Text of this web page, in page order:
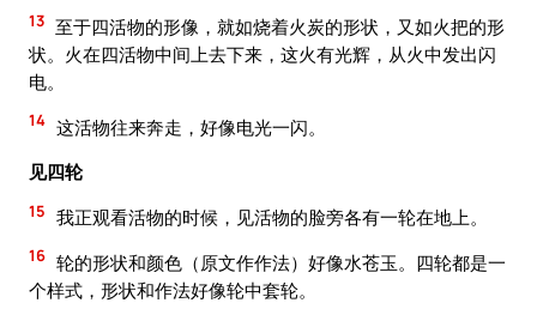
13 至于四活物的形像，就如烧着火炭的形状，又如火把的形
状。火在四活物中间上去下来，这火有光辉，从火中发出闪
电。
14 这活物往来奔走，好像电光一闪。
见四轮
15 我正观看活物的时候，见活物的脸旁各有一轮在地上。
16 轮的形状和颜色（原文作作法）好像水苍玉。四轮都是一
个样式，形状和作法好像轮中套轮。